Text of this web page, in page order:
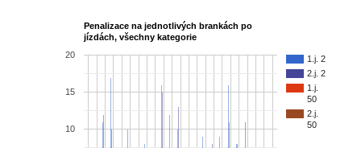
Penalizace na jednotlivých brankách po
jízdách, všechny kategorie
1.j. 2
2.j. 2
1.j.
50
2.j.
50
10
15
20